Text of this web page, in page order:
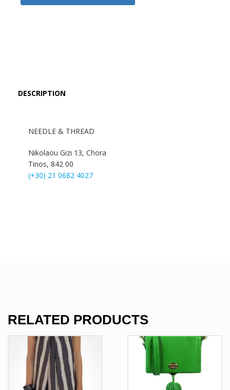
DESCRIPTION
NEEDLE & THREAD
Nikolaou Gizi 13, Chora
Tinos, 842 00
(+30) 21 0682 4027
RELATED PRODUCTS